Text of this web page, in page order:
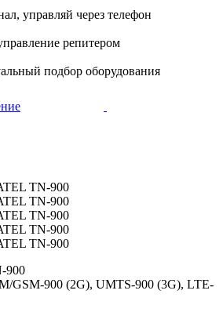
управляй через телефон
репитером
подбор оборудования
900
GSM-900 (2G), UMTS-900 (3G), LTE-